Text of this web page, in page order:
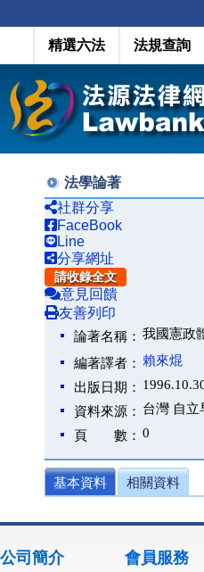
精選六法 法規查詢
法學論著
社群分享
FaceBook
Line
分享網址
請收錄全文
意見回饋
友善列印
論著名稱： 我國憲政
編著譯者： 賴來焜
出版日期：
資料來源： 台灣 自立
頁 數： 0
基本資料 相關資料
公司簡介 會員服務